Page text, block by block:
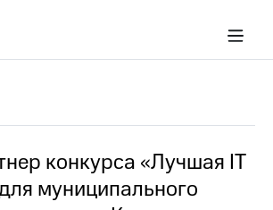
конкурса «Лучшая IT
муниципального